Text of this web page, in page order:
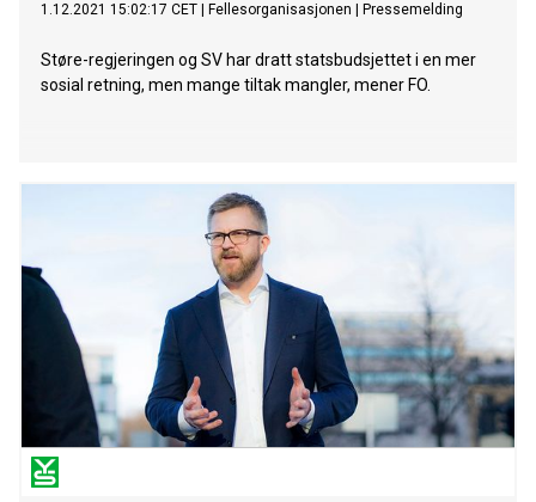
1.12.2021 15:02:17 CET Fellesorganisasjonen Pressemelding
Støre-regjeringen og SV har dratt statsbudsjettet i en mer
sosial retning, men mange tiltak mangler, mener FO.